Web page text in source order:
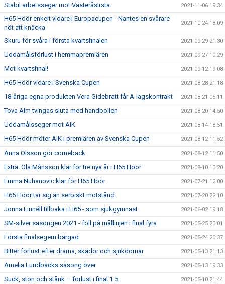
Stabil arbetsseger mot VästeråsIrsta 2021-11-06 19:34
H65 Höör enkelt vidare i Europacupen - Nantes en svårare
nöt att knäcka
2021-10-24 18:09
Skuru för svåra i första kvartsfinalen 2021-09-29 21:30
Uddamålsförlust i hemmapremiären 2021-09-27 10:29
Mot kvartsfinal! 2021-09-12 19:08
H65 Höör vidare i Svenska Cupen 2021-08-28 21:18
18-åriga egna produkten Vera Gidebratt får A-lagskontrakt 2021-08-21 05:11
Tova Alm tvingas sluta med handbollen 2021-08-20 14:50
Uddamålsseger mot AIK 2021-08-14 18:51
H65 Höör möter AIK i premiären av Svenska Cupen 2021-08-12 11:52
Anna Olsson gör comeback 2021-08-12 11:50
Extra: Ola Månsson klar för tre nya år i H65 Höör 2021-08-10 10:20
Emma Nuhanovic klar för H65 Höör 2021-07-21 12:00
H65 Höör tar sig an serbiskt motstånd 2021-07-20 22:10
Jonna Linnéll tillbaka i H65 - som sjukgymnast 2021-06-02 19:18
SM-silver säsongen 2021 - föll på mållinjen i final fyra 2021-05-25 20:01
Första finalsegern bärgad 2021-05-24 20:37
Bitter förlust efter drama, skador och sjukdomar 2021-05-13 21:13
Amelia Lundbäcks säsong över 2021-05-13 19:33
Suck, stön och stånk – förlust i final 1:5 2021-05-10 21:44